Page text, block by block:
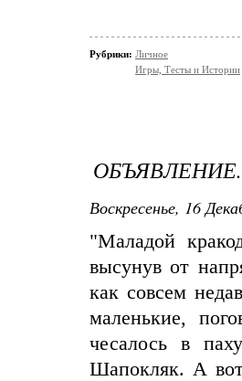
Рубрики: Личное
Игры, Тесты и Истории
Воскресенье, 16
"Маладой
высунув от
как совсем
маленькие,
чесалось в
Шапокляк. А